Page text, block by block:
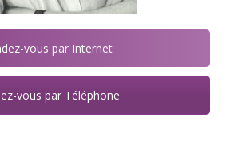
vous par Internet
vous par Téléphone